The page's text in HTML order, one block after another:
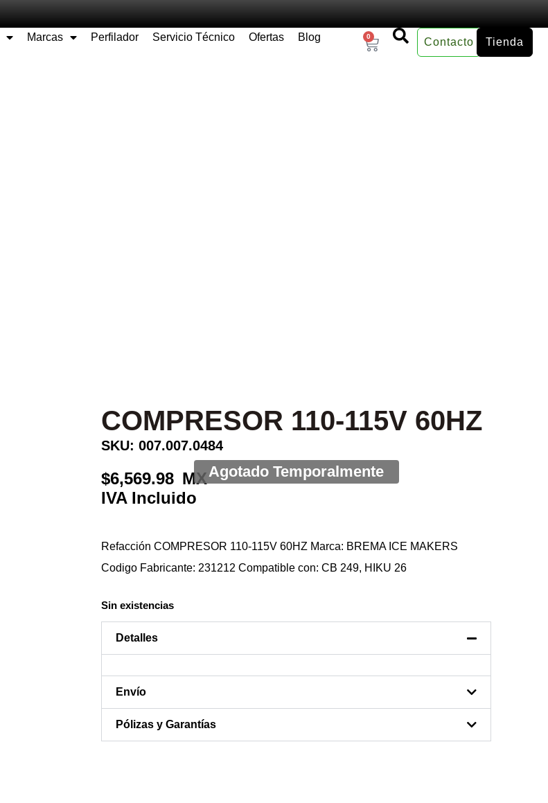
Marcas Perfilador Servicio Técnico Ofertas Blog 0 Contacto Tienda
COMPRESOR 110-115V 60HZ
SKU: 007.007.0484
6,569.98
Refacción COMPRESOR 110-115V 60HZ Marca: BREMA ICE MAKERS
Codigo Fabricante: 231212 Compatible con: CB 249, HIKU 26
Sin existencias
Detalles
Envío
Pólizas y Garantías
Equipos